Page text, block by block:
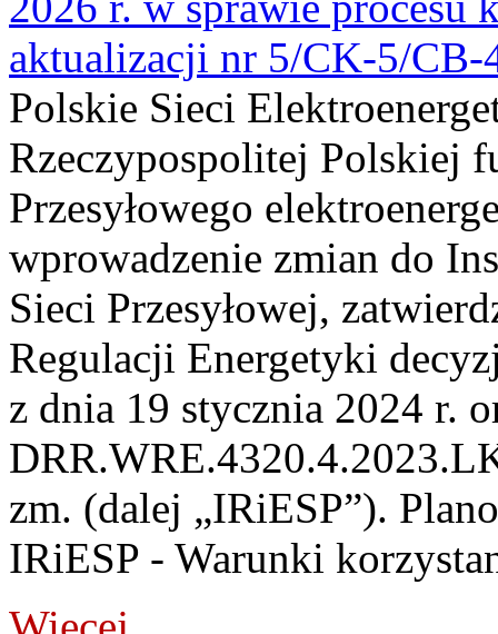
aktualizacji nr 5/CK-5/CB-
Polskie Sieci
Rzeczypospolitej Polskiej
Przesyłowego
wprowadzenie zmian do
Sieci Przesyłowej,
Regulacji Energetyki
z dnia 19 stycznia 2024 r.
zm. (dalej „IRiESP”).
IRiESP - Warunki